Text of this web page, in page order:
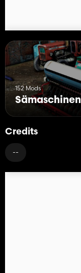
152 Mods
Sämaschinen
Credits
--